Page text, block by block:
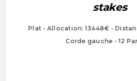
stakes
Plat - Allocation: 13448€ -
Corde gauche - 12